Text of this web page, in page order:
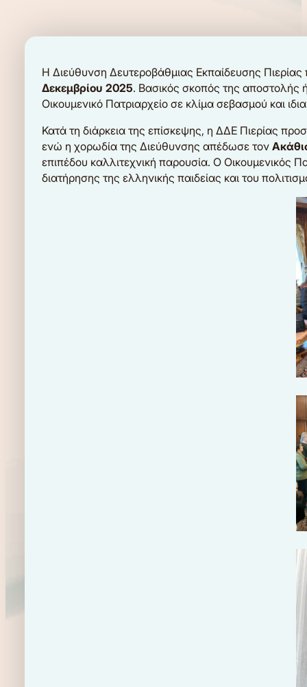
Η Διεύθυνση Δευτεροβάθμιας Εκπαίδευσης
Δεκεμβρίου 2025. Βασικός σκοπός της αποστολής
Οικουμενικό Πατριαρχείο σε κλίμα σεβασμού και
Κατά τη διάρκεια της επίσκεψης, η ΔΔΕ Πιερίας
ενώ η χορωδία της Διεύθυνσης απέδωσε τον
επιπέδου καλλιτεχνική παρουσία. Ο
διατήρησης της ελληνικής παιδείας και του